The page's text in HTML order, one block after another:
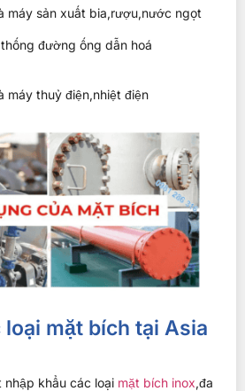
máy sản xuất bia,rượu,nước ngọt
đường ống dẫn hoá
máy thuỷ điện,nhiệt điện
loại mặt bích tại Asia
nhập khẩu các loại mặt bích inox,đa